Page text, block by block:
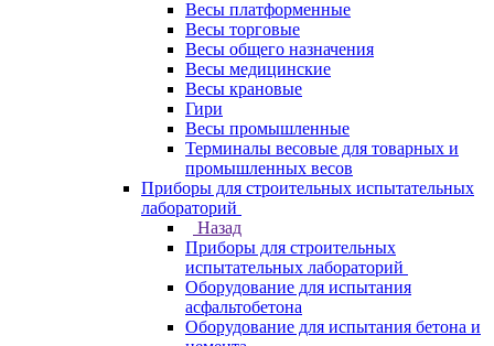
Весы платформенные
Весы торговые
Весы общего назначения
Весы медицинские
Весы крановые
Гири
Весы промышленные
Терминалы весовые для товарных и
промышленных весов
Приборы для строительных испытательных
лабораторий
Назад
Приборы для строительных
испытательных лабораторий
Оборудование для испытания
асфальтобетона
Оборудование для испытания бетона и